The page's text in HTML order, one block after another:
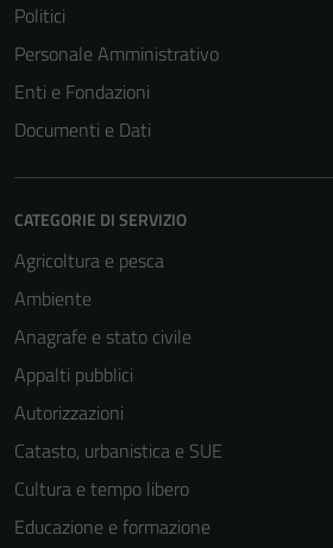
Politici
Personale Amministrativo
Enti e Fondazioni
Documenti e Dati
CATEGORIE DI SERVIZIO
Agricoltura e pesca
Ambiente
Anagrafe e stato civile
Appalti pubblici
Autorizzazioni
Catasto, urbanistica e SUE
Cultura e tempo libero
Educazione e formazione